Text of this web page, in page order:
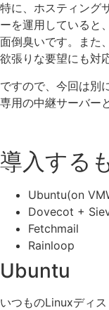
特に、ホスティング
ーを運用していると
面倒臭いです。また
欲張りな要望にも対
ですので、今回は別
専用の中継サーバー
導入する
Ubuntu(on
Dovecot +
Fetchmail
Rainloop
Ubuntu
いつものLinuxディス